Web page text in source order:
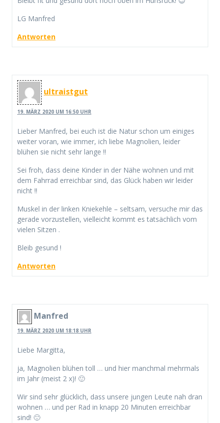
LG Manfred
Antworten
ultraistgut
19. MÄRZ 2020 UM 16:50 UHR
Lieber Manfred, bei euch ist die Natur schon um einiges
weiter voran, wie immer, ich liebe Magnolien, leider
blühen sie nicht sehr lange !!
Sei froh, dass deine Kinder in der Nähe wohnen und mit
dem Fahrrad erreichbar sind, das Glück haben wir leider
nicht !!
Muskel in der linken Kniekehle – seltsam, versuche mir das
gerade vorzustellen, vielleicht kommt es tatsächlich vom
vielen Sitzen .
Bleib gesund !
Antworten
Manfred
19. MÄRZ 2020 UM 18:18 UHR
Liebe Margitta,
ja, Magnolien blühen toll … und hier manchmal mehrmals
im Jahr (meist 2 x)! 🙂
Wir sind sehr glücklich, dass unsere jungen Leute nah dran
wohnen … und per Rad in knapp 20 Minuten erreichbar
sind! 🙂